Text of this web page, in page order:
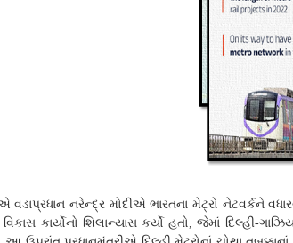
નરેન્દ્ર મોદીએ ભારતના મેટ્રો નેટવર્કને
કાર્યોનો શિલાન્યાસ કર્યો હતો,જેમાં દિલ્હી-